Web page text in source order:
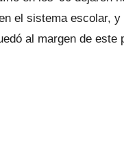
el sistema escolar,
al margen de este